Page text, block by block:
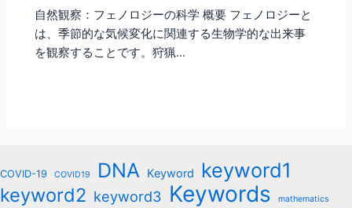
自然観察：フェノロジーの科学 概要 フェノロジーと
は、季節的な気候変化に関連する生物学的な出来事
を観察することです。狩猟…
COVID-19 COVID19 DNA Keyword keyword1
keyword2 keyword3 Keywords mathematics